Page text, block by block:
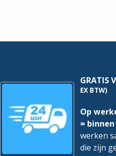
GRATIS
EX BTW)
Op
=
werken
die zijn